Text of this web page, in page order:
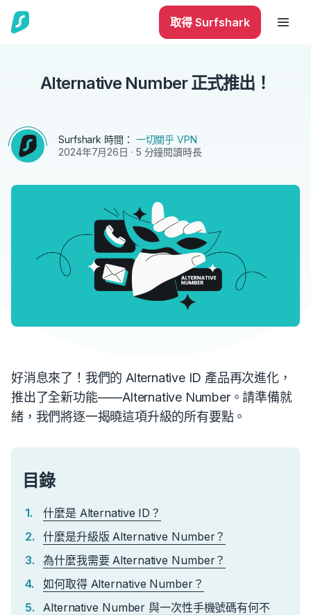
取得 Surfshark
Alternative Number 正式推出！
Surfshark 時間： 一切關乎 VPN
2024年7月26日 · 5 分鐘閱讀時長
好消息來了！我們的 Alternative ID 產品再次進化，
推出了全新功能——Alternative Number。請準備就
緒，我們將逐一揭曉這項升級的所有要點。
目錄
什麼是 Alternative ID？
什麼是升級版 Alternative Number？
為什麼我需要 Alternative Number？
如何取得 Alternative Number？
Alternative Number 與一次性手機號碼有何不